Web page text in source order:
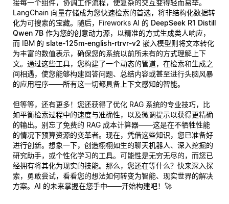
接每一个组件，协调工作流程，使复杂的交互变得轻而易举。
LangChain 向量存储成为您快速检索的首选，将非结构化数据转
化为可搜索的宝藏。随后，Fireworks AI 的 DeepSeek R1 Distill
Qwen 7B 作为您的创意动力源，以精准的方式生成类人响应，
而 IBM 的 slate-125m-english-rtrvr-v2 嵌入模型则将文本转化
为丰富的数值表示，确保您的系统以前所未有的方式理解上下
文。通过这些工具，您构建了一个动态的管道，在检索和生成之
间相遇，使您能够构建回答问题、总结内容或甚至进行头脑风暴
的应用程序——所有这一切都具备上下文感知的智能。
但等等，还有更多！您还获得了优化 RAG 系统的专业技巧，比
如平衡检索过程中的速度与准确性，以及微调提示以获得更精确
的输出。别忘了免费的 RAG 成本计算器——这是在不牺牲性能
的情况下预算资源的变革者。现在，凭借这些知识，您已准备好
进行创新。想象一下，创造栩栩如生的聊天机器人、深入挖掘的
研究助手，或个性化学习的工具。可能性是无穷无尽的，而您已
经拥有将其化为现实的技能。那么，您还在等什么？快来深入探
索，勇敢尝试，看看您的想法如何转变为智能、现实世界的解决
方案。AI 的未来掌握在您手中——开始构建吧！🚀